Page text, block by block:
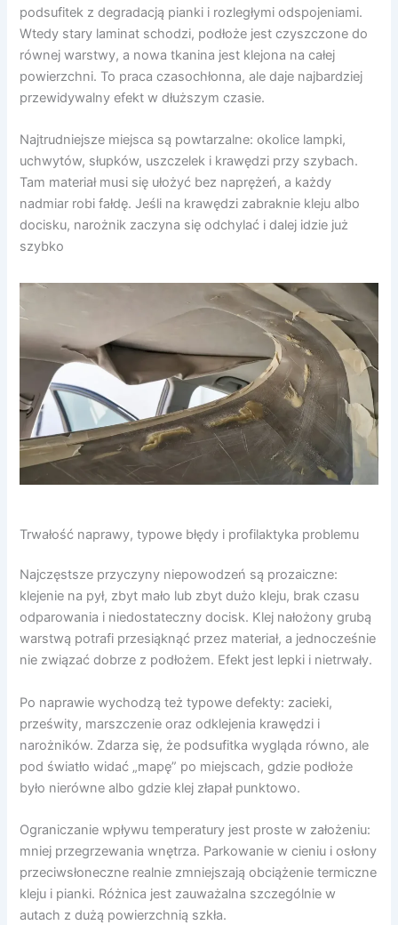
podsufitek z degradacją pianki i rozległymi odspojeniami.
Wtedy stary laminat schodzi, podłoże jest czyszczone do
równej warstwy, a nowa tkanina jest klejona na całej
powierzchni. To praca czasochłonna, ale daje najbardziej
przewidywalny efekt w dłuższym czasie.
Najtrudniejsze miejsca są powtarzalne: okolice lampki,
uchwytów, słupków, uszczelek i krawędzi przy szybach.
Tam materiał musi się ułożyć bez naprężeń, a każdy
nadmiar robi fałdę. Jeśli na krawędzi zabraknie kleju albo
docisku, narożnik zaczyna się odchylać i dalej idzie już
szybko
Trwałość naprawy, typowe błędy i profilaktyka problemu
Najczęstsze przyczyny niepowodzeń są prozaiczne:
klejenie na pył, zbyt mało lub zbyt dużo kleju, brak czasu
odparowania i niedostateczny docisk. Klej nałożony grubą
warstwą potrafi przesiąknąć przez materiał, a jednocześnie
nie związać dobrze z podłożem. Efekt jest lepki i nietrwały.
Po naprawie wychodzą też typowe defekty: zacieki,
prześwity, marszczenie oraz odklejenia krawędzi i
narożników. Zdarza się, że podsufitka wygląda równo, ale
pod światło widać „mapę” po miejscach, gdzie podłoże
było nierówne albo gdzie klej złapał punktowo.
Ograniczanie wpływu temperatury jest proste w założeniu:
mniej przegrzewania wnętrza. Parkowanie w cieniu i osłony
przeciwsłoneczne realnie zmniejszają obciążenie termiczne
kleju i pianki. Różnica jest zauważalna szczególnie w
autach z dużą powierzchnią szkła.